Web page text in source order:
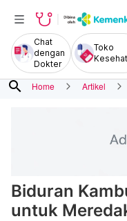
Chat
dengan
Dokter
Toko
search Home Artikel
Biduran
untuk